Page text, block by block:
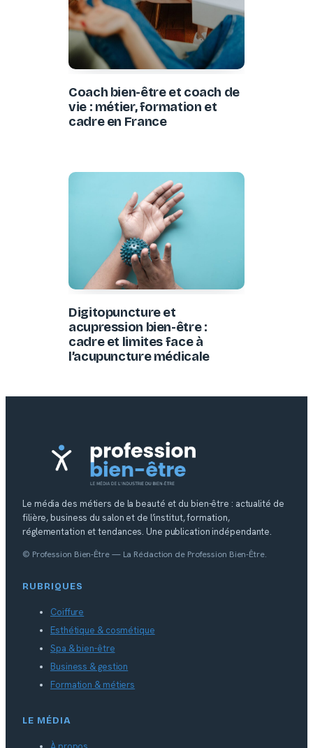
Coach bien-être et coach de
vie : métier, formation et
cadre en France
Digitopuncture et
acupression bien-être :
cadre et limites face à
l’acupuncture médicale
Le média des métiers de la beauté et du bien-être : actualité de
filière, business du salon et de l’institut, formation,
réglementation et tendances. Une publication indépendante.
© Profession Bien-Être — La Rédaction de Profession Bien-Être.
RUBRIQUES
Coiffure
Esthétique & cosmétique
Spa & bien-être
Business & gestion
Formation & métiers
LE MÉDIA